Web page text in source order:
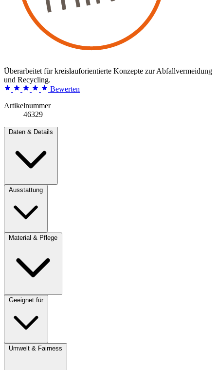
Überarbeitet für kreislauforientierte Konzepte zur Abfallvermeidung
und Recycling.
Bewerten
Artikelnummer
46329
Daten & Details
Ausstattung
Material & Pflege
Geeignet für
Umwelt & Fairness